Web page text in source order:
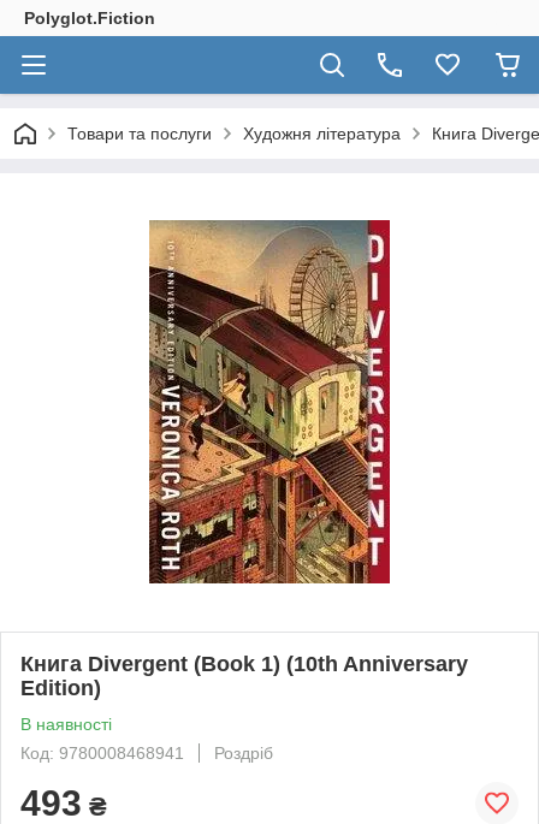
Polyglot.Fiction
Товари та послуги Художня література Книга
Книга Divergent (Book 1) (10th Anniversary
Edition)
В наявності
Код: 9780008468941
Роздріб
493 ₴